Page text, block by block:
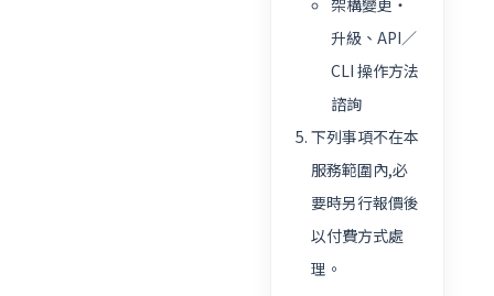
架構變更・
升級、API／
CLI 操作方法
諮詢
下列事項不在本
服務範圍內,必
要時另行報價後
以付費方式處
理。